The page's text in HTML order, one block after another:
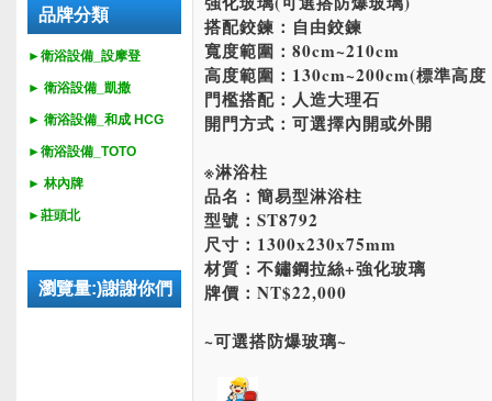
品牌分類
►衛浴設備_設摩登
► 衛浴設備_ 凱撒
► 衛浴設備_ 和成 HCG
►衛浴設備_ TOTO
► 林內牌
►莊頭北
瀏覽量:)謝謝你們
搭配鉸鍊：自由鉸鍊
寬度範圍：80cm~210cm
高度範圍：130cm~200cm(標準高
門檻搭配：人造大理石
開門方式：可選擇內開或外開
※淋浴柱
品名：簡易型淋浴柱
型號：ST8792
尺寸：1300x230x75mm
材質：不鏽鋼拉絲+強化玻璃
牌價：NT$22,000
~可選搭防爆玻璃~